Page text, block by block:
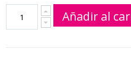
Añadir al